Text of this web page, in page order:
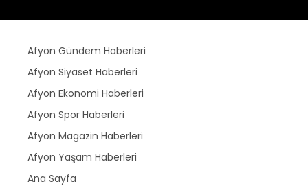
Afyon Gündem Haberleri
Afyon Siyaset Haberleri
Afyon Ekonomi Haberleri
Afyon Spor Haberleri
Afyon Magazin Haberleri
Afyon Yaşam Haberleri
Ana Sayfa